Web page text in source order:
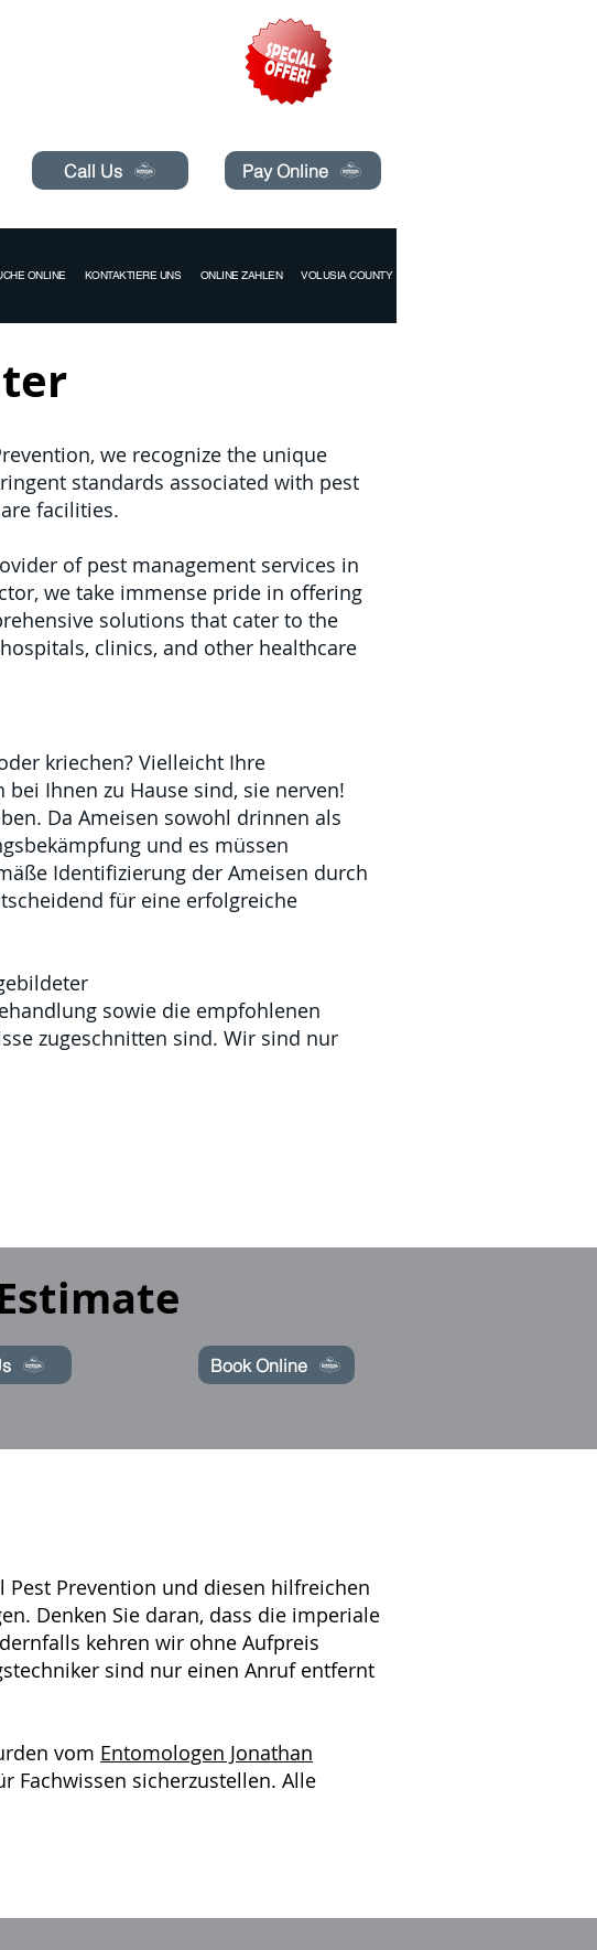
Call Us Pay Online
ONLINE KONTAKTIERE UNS ONLINE ZAHLEN VOLUSIA COUNTY
we recognize the unique
standards associated with pest
facilities.
of pest management services in
we take immense pride in offering
solutions that cater to the
clinics, and other healthcare
kriechen? Vielleicht Ihre
Ihnen zu Hause sind, sie nerven!
Da Ameisen sowohl drinnen als
und es müssen
Identifizierung der Ameisen durch
für eine erfolgreiche
sowie die empfohlenen
zugeschnitten sind. Wir sind nur
Book Online
Prevention und diesen hilfreichen
Denken Sie daran, dass die imperiale
kehren wir ohne Aufpreis
sind nur einen Anruf entfernt
vom Entomologen Jonathan
Fachwissen sicherzustellen. Alle